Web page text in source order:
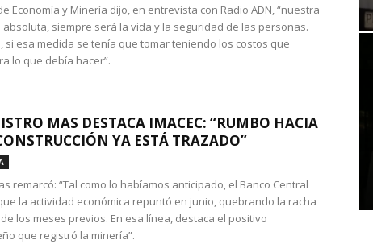
Economía y Minería dijo, en entrevista con Radio ADN, “nuestra
siempre será la vida y la seguridad de las personas.
si esa medida se tenía que tomar teniendo los costos que
lo que debía hacer”.
MAS DESTACA IMACEC: “RUMBO HACIA
YA ESTÁ TRAZADO”
remarcó: “Tal como lo habíamos anticipado, el Banco Central
la actividad económica repuntó en junio, quebrando la racha
los meses previos. En esa línea, destaca el positivo
que registró la minería”.